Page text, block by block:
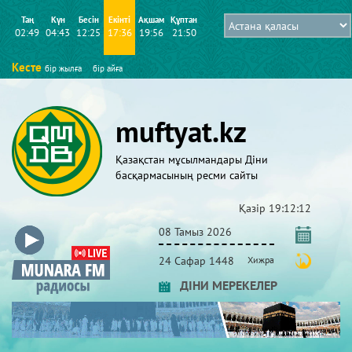
Таң
02:49
Күн
04:43
Бесін
12:25
Екінті
17:36
Ақшам
19:56
Құптан
21:50
Кесте бір жылға бір айға
muftyat.kz
Қазақстан мұсылмандары Діни
басқармасының ресми сайты
Қазір 19:12:12
08 Тамыз 2026
24 Сафар 1448 Хижра
ДІНИ МЕРЕКЕЛЕР